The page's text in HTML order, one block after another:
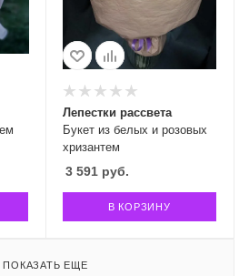
Букет из белых и розовых
хризантем
Лепестки рассвета
3 591руб.
В КОРЗИНУ
ПОКАЗАТЬ ЕЩЕ